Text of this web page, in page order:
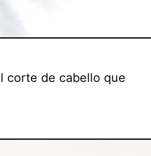
corte de cabello que